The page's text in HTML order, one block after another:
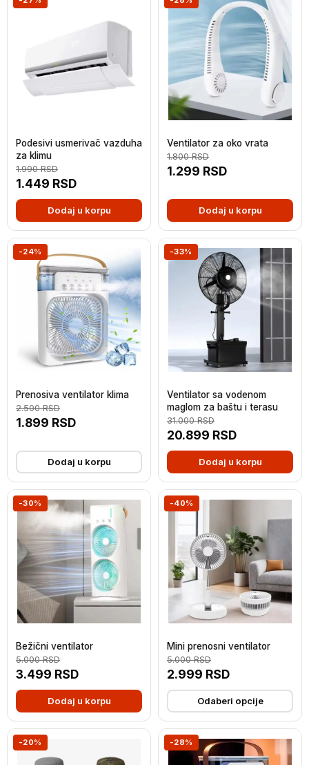
Podesivi usmerivač vazduha
za klimu
1.449 RSD
1.990RSD
Dodaj u korpu
Ventilator za oko vrata
1.299 RSD
1.800RSD
Dodaj u korpu
-24%
Prenosiva ventilator klima
1.899 RSD
2.500RSD
Dodaj u korpu
-33%
Ventilator sa vodenom
maglom za baštu i terasu
20.899 RSD
31.000RSD
Dodaj u korpu
-30%
Bežični ventilator
3.499 RSD
5.000RSD
Dodaj u korpu
-40%
Mini prenosni ventilator
2.999 RSD
5.000RSD
Odaberi opcije
-20% -28%